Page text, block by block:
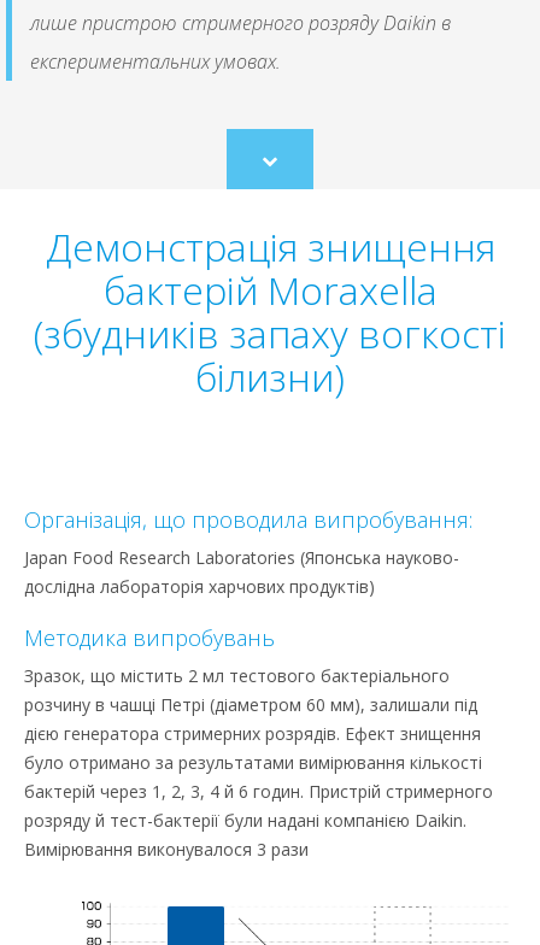
лише пристрою стримерного розряду Daikin в
експериментальних умовах.
Scroll
to
Демонстрація знищення
бактерій Moraxella
(збудників запаху вогкості
білизни)
Організація, що проводила випробування:
Japan Food Research Laboratories (Японська науково-
дослідна лабораторія харчових продуктів)
Методика випробувань
Зразок, що містить 2 мл тестового бактеріального
розчину в чашці Петрі (діаметром 60 мм), залишали під
дією генератора стримерних розрядів. Ефект знищення
було отримано за результатами вимірювання кількості
бактерій через 1, 2, 3, 4 й 6 годин. Пристрій стримерного
розряду й тест-бактерії були надані компанією Daikin.
Вимірювання виконувалося 3 рази